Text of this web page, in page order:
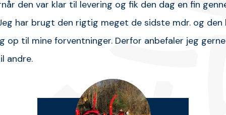
den var klar til levering og fik den dag en fin
har brugt den rigtig meget de sidste mdr. og den
op til mine forventninger. Derfor anbefaler jeg gerne
andre.